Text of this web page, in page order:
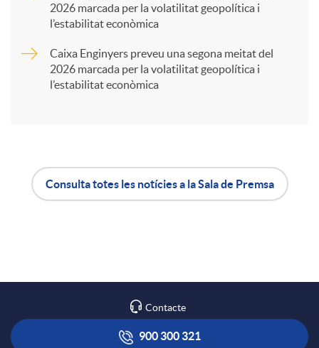
x
2026 marcada per la volatilitat geopolítica i
l’estabilitat econòmica
Caixa Enginyers preveu una segona meitat del
2026 marcada per la volatilitat geopolítica i
l’estabilitat econòmica
i
ó
Consulta totes les notícies a la Sala de Premsa
Contacte
900 300 321